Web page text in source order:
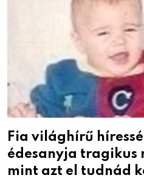
Fia világhírű
édesanyja tragikus
mint azt el tudnád